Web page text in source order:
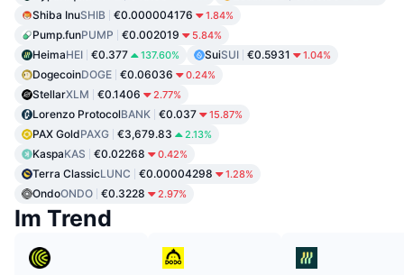
Shiba InuSHIB €0.000004176 1.84%
Pump.funPUMP €0.002019 5.84%
HeimaHEI €0.377 137.60% SuiSUI €0.5931 1.04%
DogecoinDOGE €0.06036 0.24%
StellarXLM €0.1406 2.77%
Lorenzo ProtocolBANK €0.037 15.87%
PAX GoldPAXG €3,679.83 2.13%
KaspaKAS €0.02268 0.42%
Terra ClassicLUNC €0.00004298 1.28%
OndoONDO €0.3228 2.97%
Im Trend